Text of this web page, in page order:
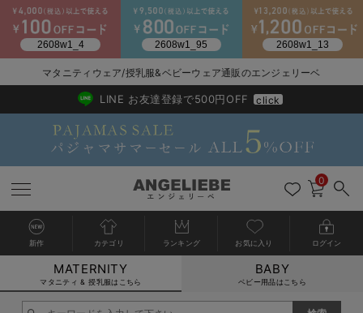
マタニティウェア全て
マタニティ 下着・インナー全て
授乳服全て
マタニティ フォーマル全て
授乳用品全て
マタニティレッグウェア全て
マタニティ ボディケア全て
アウトレット全て
特集全て
再入荷全て
戻る
送料無料アイテム全て
戻る
ブラキャミ おまとめ
戻る
【37周年祭セール】
戻る
気温差別オススメア
戻る
戻る
戻る
マタニティウェア
戻る
こだわりの履き心地
戻る
戻る
出産準備応援割全て
戻る
戻る
戻る
戻る
戻る
戻る
戻る
春のマタニティワン
戻る
Gift Selection 出産
戻る
冬の冷え対策インナ
戻る
入院準備の持ち物チ
戻る
冬のあったか特集全て
マタニティウェア/授乳服&ベビーウェア通販のエンジェリーベ
2026/NewArrival
送料495円(一部地域を除く) 7,700円以上で送料無料
LINE お友達登録で500円OFF click
0
新作 カテゴリ ランキング お気に入り ログイン
MATERNITY
マタニティ & 授乳服はこちら
BABY
ベビー用品はこちら
カートに入れる